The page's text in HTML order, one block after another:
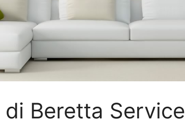
Beretta Service